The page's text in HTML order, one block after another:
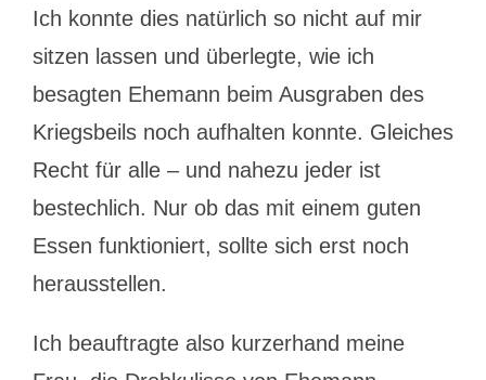
Ich konnte dies natürlich so nicht auf mir
sitzen lassen und überlegte, wie ich
besagten Ehemann beim Ausgraben des
Kriegsbeils noch aufhalten konnte. Gleiches
Recht für alle – und nahezu jeder ist
bestechlich. Nur ob das mit einem guten
Essen funktioniert, sollte sich erst noch
herausstellen.
Ich beauftragte also kurzerhand meine